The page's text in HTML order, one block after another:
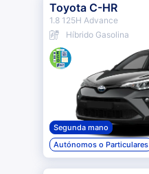
Toyota C-HR
1.8 125H Advance
Híbrido Gasolina
Segunda mano
Autónomos o Particulares